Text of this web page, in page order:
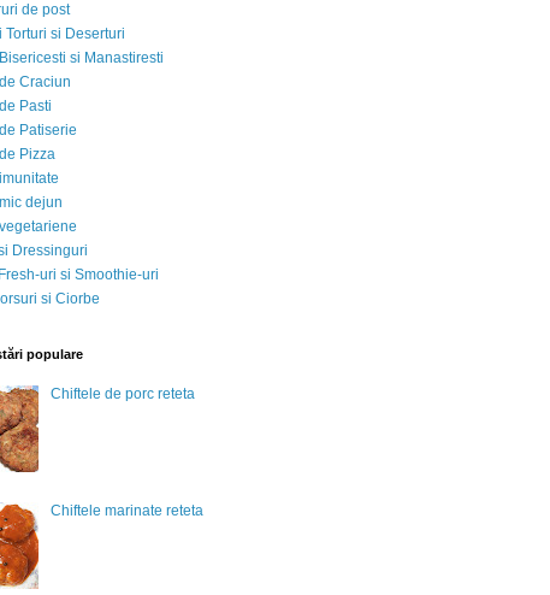
de post
Torturi si Deserturi
si Manastiresti
Craciun
Pasti
Patiserie
Pizza
dejun
Dressinguri
uri si Smoothie-uri
si Ciorbe
populare
Chiftele de porc reteta
Chiftele marinate reteta